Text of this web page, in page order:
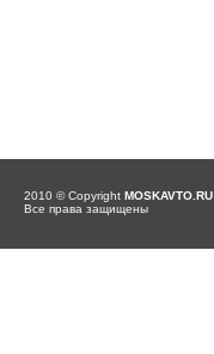
2010 © Copyright MOSKAVTO.RU
Все права защищены